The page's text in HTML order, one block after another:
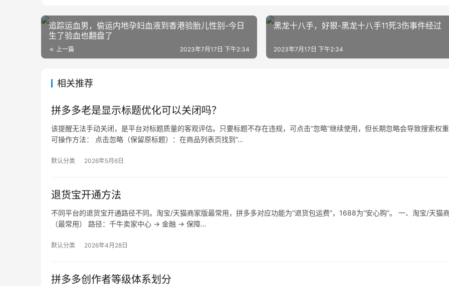
追踪运血男，偷运内地孕妇血液到香港验胎儿性别-今日
生了验血也翻盘了
上一篇 2023年7月17日 下午2:34
黑龙十八手，好狠-黑龙十八手11死3伤事件经过
2023年7月17日 下午2:34
相关推荐
拼多多老是显示标题优化可以关闭吗？
该提醒无法手动关闭，是平台对标题质量的客观评估。只要标题不存在违规，可点击“忽略”继续使用，但长期忽略会导致搜索权重
可操作方法： 点击忽略（保留原标题）：在商品列表页找到“…
默认分类 2026年5月6日
退货宝开通方法
不同平台的退货宝开通路径不同。淘宝/天猫商家版最常用，拼多多对应功能为“退货包运费”，1688为“安心购”。 一、淘宝/天猫
（最常用） 路径：千牛卖家中心 → 金融 → 保障…
默认分类 2026年4月28日
拼多多创作者等级体系划分